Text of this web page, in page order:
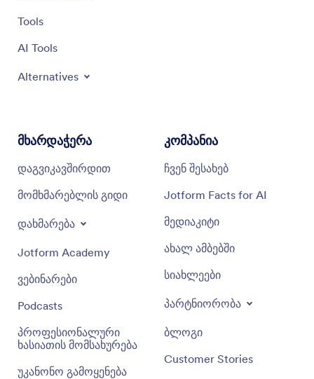
Tools
AI Tools
Alternatives
მხარდაჭერა
დაგვიკავშირდით
მომხმარებლის გიდი
დახმარება
Jotform Academy
ვებინარები
Podcasts
პროფესიონალური
ხასიათის მომსახურება
უკანონო გამოყენება
კომპანია
ჩვენ შესახებ
Jotform Facts for AI
მედიაკიტი
ახალ ამბებში
სიახლეები
პარტნიორობა
ბლოგი
Customer Stories